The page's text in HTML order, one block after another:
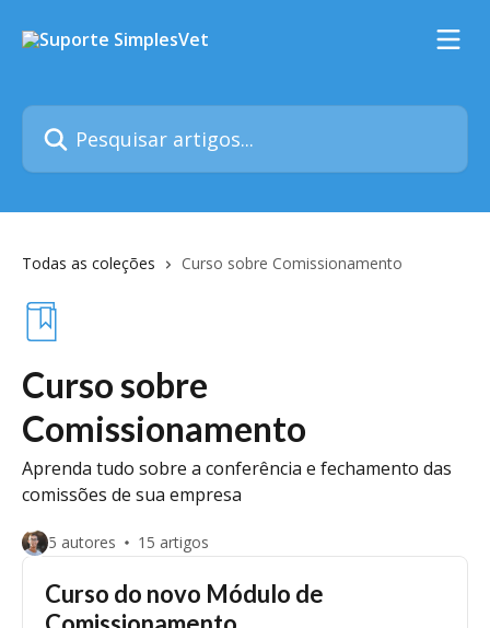
Pesquisar artigos...
Todas as coleções Curso sobre Comissionamento
Curso sobre
Comissionamento
Aprenda tudo sobre a conferência e fechamento das
comissões de sua empresa
5 autores 15 artigos
Curso do novo Módulo de